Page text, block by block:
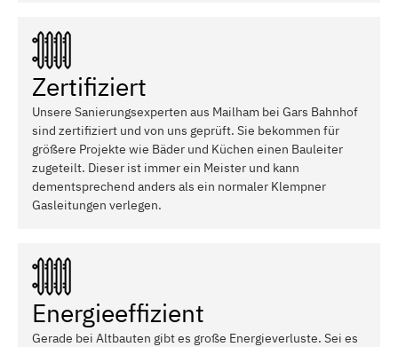
Zertifiziert
Unsere Sanierungsexperten aus Mailham bei Gars Bahnhof
sind zertifiziert und von uns geprüft. Sie bekommen für
größere Projekte wie Bäder und Küchen einen Bauleiter
zugeteilt. Dieser ist immer ein Meister und kann
dementsprechend anders als ein normaler Klempner
Gasleitungen verlegen.
Energieeffizient
Gerade bei Altbauten gibt es große Energieverluste. Sei es